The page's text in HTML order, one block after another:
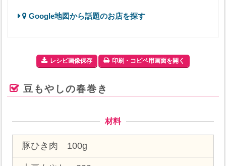
Google地図から話題のお店を探す
レシピ画像保存 印刷・コピペ用画面を開く
豆もやしの春巻き
材料
豚ひき肉 100g